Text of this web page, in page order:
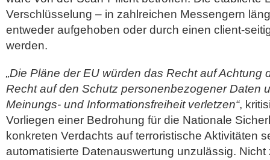
Verschlüsselung – in zahlreichen Messengern
entweder aufgehoben oder durch einen client-
werden.
„Die Pläne der EU würden das Recht auf Achtung
Recht auf den Schutz personenbezogener Daten
Meinungs- und Informationsfreiheit verletzen“,
Vorliegen einer Bedrohung für die Nationale
konkreten Verdachts auf terroristische Aktivitäten
automatisierte Datenauswertung unzulässig.